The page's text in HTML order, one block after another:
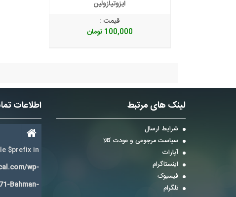
ایزوتیازولین
قیمت :
100,000 تومان
لینک های مرتبط
شرایط ارسال
سیاست مرجوعی و عودت کالا
آپارات
اینستاگرام
فیسبوک
تلگرام
اطلاعات
$prefix in
wp-
Bahman-